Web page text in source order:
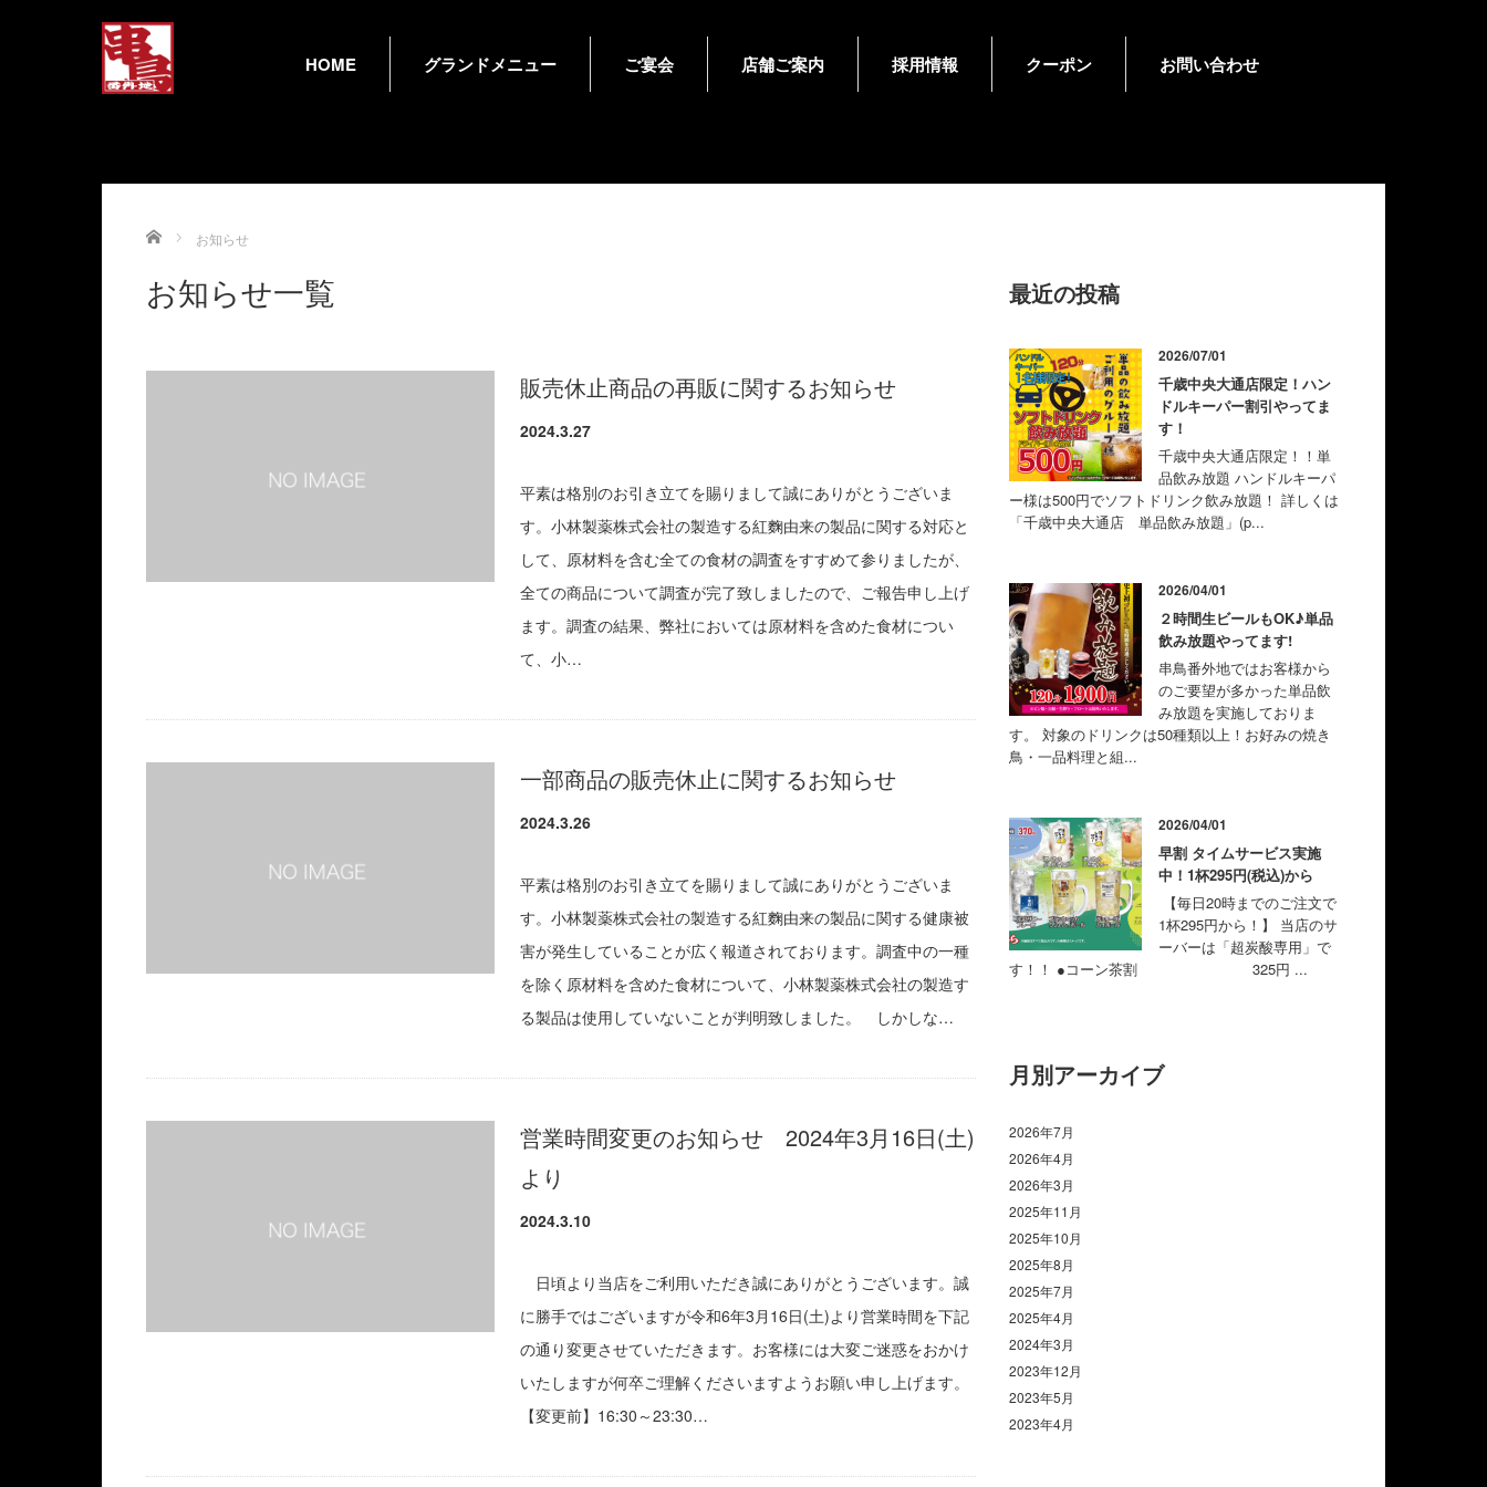
HOME グランドメニュー ご宴会 店舗ご案内 採用情報 クーポン お問い合わせ
Home お知らせ
お知らせ一覧
販売休止商品の再販に関するお知らせ
2024.3.27
平素は格別のお引き立てを賜りまして誠にありがとうございま
す。小林製薬株式会社の製造する紅麴由来の製品に関する対応と
して、原材料を含む全ての食材の調査をすすめて参りましたが、
全ての商品について調査が完了致しましたので、ご報告申し上げ
ます。調査の結果、弊社においては原材料を含めた食材につい
て、小…
一部商品の販売休止に関するお知らせ
2024.3.26
平素は格別のお引き立てを賜りまして誠にありがとうございま
す。小林製薬株式会社の製造する紅麴由来の製品に関する健康被
害が発生していることが広く報道されております。調査中の一種
を除く原材料を含めた食材について、小林製薬株式会社の製造す
る製品は使用していないことが判明致しました。 しかしな…
営業時間変更のお知らせ 2024年3月16日(土)
より
2024.3.10
日頃より当店をご利用いただき誠にありがとうございます。誠
に勝手ではございますが令和6年3月16日(土)より営業時間を下記
の通り変更させていただきます。お客様には大変ご迷惑をおかけ
いたしますが何卒ご理解くださいますようお願い申し上げます。
【変更前】16:30～23:30…
最近の投稿
2026/07/01
千歳中央大通店限定！ハン
ドルキーパー割引やってま
す！
千歳中央大通店限定！！単
品飲み放題 ハンドルキーパ
ー様は500円でソフトドリンク飲み放題！ 詳しくは
「千歳中央大通店 単品飲み放題」(p...
2026/04/01
２時間生ビールもOK♪単品
飲み放題やってます!
串鳥番外地ではお客様から
のご要望が多かった単品飲
み放題を実施しておりま
す。 対象のドリンクは50種類以上！お好みの焼き
鳥・一品料理と組...
2026/04/01
早割 タイムサービス実施
中！1杯295円(税込)から
【毎日20時までのご注文で
1杯295円から！】 当店のサ
ーバーは「超炭酸専用」で
す！！ ●コーン茶割 325円 ...
月別アーカイブ
2026年7月
2026年4月
2026年3月
2025年11月
2025年10月
2025年8月
2025年7月
2025年4月
2024年3月
2023年12月
2023年5月
2023年4月